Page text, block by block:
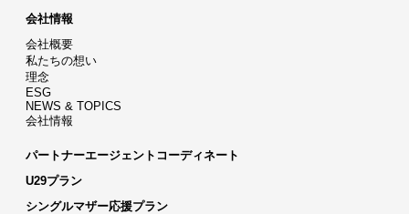
会社情報
会社概要
私たちの想い
理念
ESG
NEWS & TOPICS
会社情報
パートナーエージェントコーディネート
U29プラン
シングルマザー応援プラン